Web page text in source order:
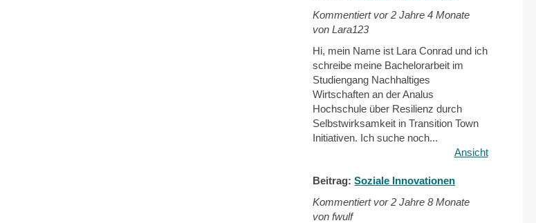
Kommentiert vor2 Jahre 4 Monate
von Lara123
Hi, mein Name ist Lara Conrad und ich
schreibe meine Bachelorarbeit im
Studiengang Nachhaltiges
Wirtschaften an der Analus
Hochschule über Resilienz durch
Selbstwirksamkeit in Transition Town
Initiativen. Ich suche noch...
Ansicht
Beitrag:Soziale Innovationen
Kommentiert vor2 Jahre 8 Monate
von fwulf